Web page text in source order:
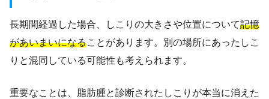
長期間経過した場合、しこりの大きさや位置について記憶
があいまいになることがあります。別の場所にあったしこ
りと混同している可能性も考えられます。
重要なことは、脂肪腫と診断されたしこりが本当に消えた